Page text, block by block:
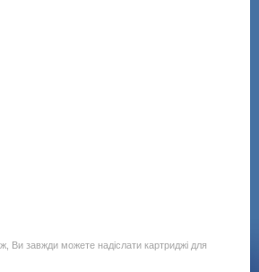
Ви завжди можете надіслати картриджі для